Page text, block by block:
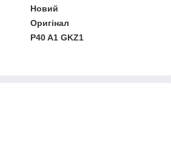
Новий
Оригінал
P40 A1 GKZ1